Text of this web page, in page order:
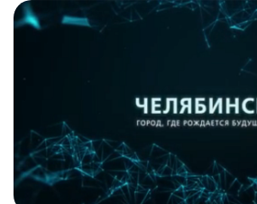
Контакты и обратная связь
8 (800) 350 24 74